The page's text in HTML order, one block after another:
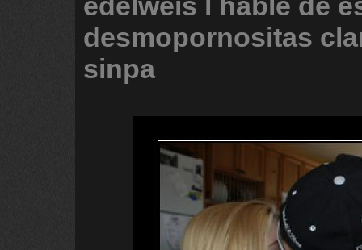
desmopornositas
sinpa